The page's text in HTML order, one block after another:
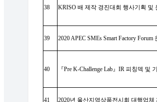
38 KRISO 배 제작 경진대회 행사기획 및
39 2020 APEC SMEs Smart Factory Forum
40 『Pre K-Challenge Lab』 IR 피칭덱 및
41 2020년 울산지역상품전시회 대행업체